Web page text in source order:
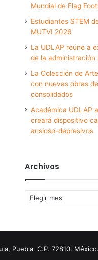
Mundial de Flag
Estudiantes STEM
MUTVI 2026
La UDLAP reúne a
de la administración
La Colección de
con nuevas obras
consolidados
Académica UDLAP
creará dispositivo
ansioso-depresivos
Archivos
Archivos
Puebla. C.P. 72810.